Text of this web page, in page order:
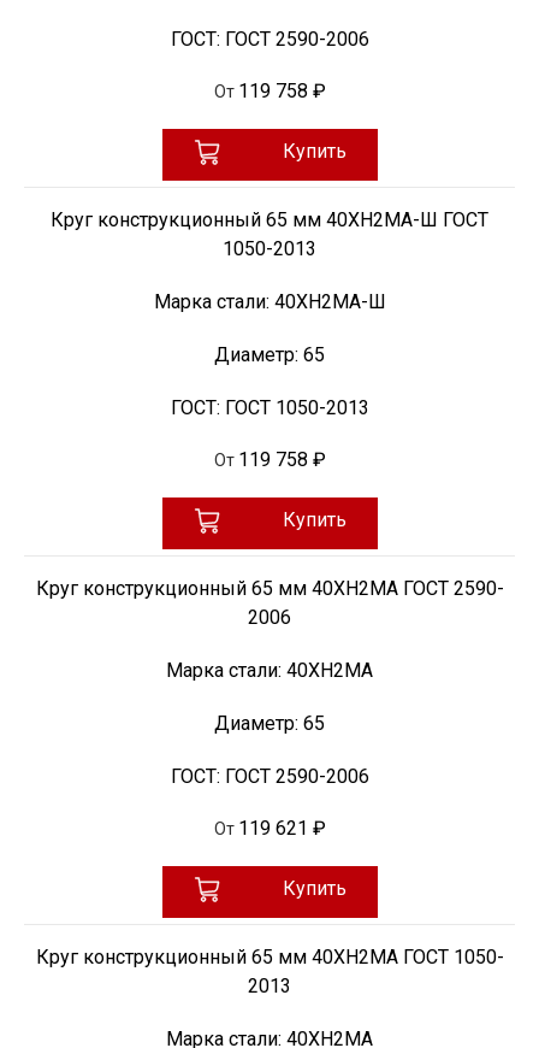
ГОСТ: ГОСТ 2590-2006
От 119 758 ₽
Купить
Круг конструкционный 65 мм 40ХН2МА-Ш ГОСТ
1050-2013
Марка стали: 40ХН2МА-Ш
Диаметр: 65
ГОСТ: ГОСТ 1050-2013
От 119 758 ₽
Купить
Круг конструкционный 65 мм 40ХН2МА ГОСТ 2590-
2006
Марка стали: 40ХН2МА
Диаметр: 65
ГОСТ: ГОСТ 2590-2006
От 119 621 ₽
Купить
Круг конструкционный 65 мм 40ХН2МА ГОСТ 1050-
2013
Марка стали: 40ХН2МА